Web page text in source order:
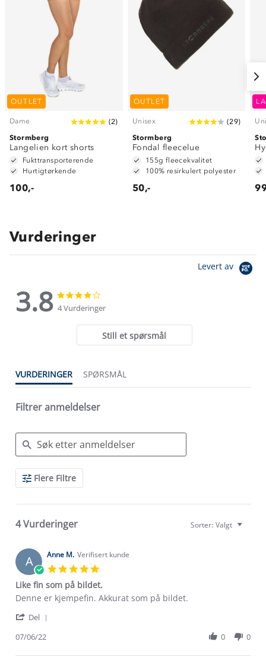
OUTLET
Dame (2)
Stormberg
Langelien kort shorts
Fukttransporterende
Hurtigtørkende
100,-
OUTLET
Unisex (29)
Stormberg
Fondal fleecelue
155g fleecekvalitet
100% resirkulert polyester
50,-
Vurderinger
Levert av
3.8
3.8
star
rating
star
4 Vurderinger
Still et spørsmål
VURDERINGER SPØRSMÅL
Filtrer anmeldelser
Search
ReviewsFlere Filtre
4 Vurderinger Sorter: Valgt
A Anne M. Verifisert kunde
rating
Like fin som på bildet.
Review
Anne
on
Jun
review
Like
som
bildet.
Denne er kjempefin. Akkurat som på bildet.
Del
Anne
07/06/22 0 0